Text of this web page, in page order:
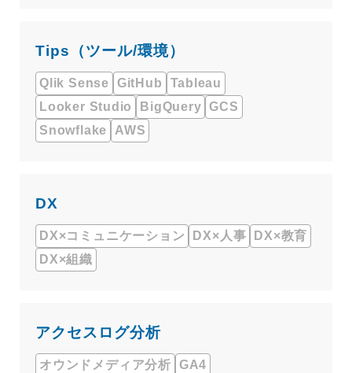
Tips（ツール/環境）
Qlik Sense GitHub
Tableau
Looker Studio
BigQuery
GCS
Snowflake
AWS
DX
DX×コミュニケーション DX×人事
DX×教育
DX×組織
アクセスログ分析
オウンドメディア分析 GA4